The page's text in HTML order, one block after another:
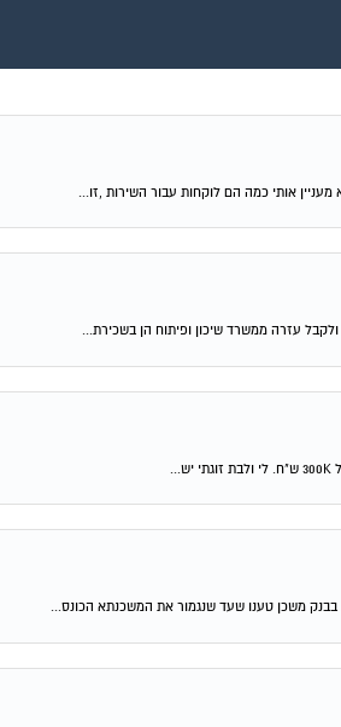
מעניין אותי כמה הם לוקחות עבור השירות ,זו...
עזרה ממשרד שיכון ופיתוח הן בשכירת...
בבנק משכן טענו שעד שנגמור את המשכנתא הכונס...